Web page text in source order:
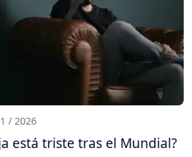
/ 2026
está triste tras el Mundial?